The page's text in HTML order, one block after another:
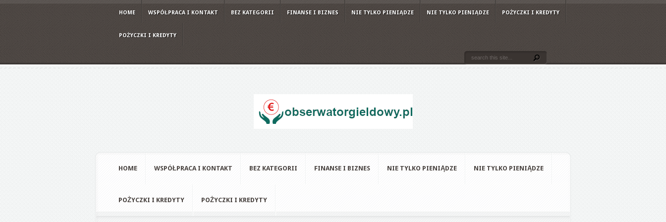
HOME WSPÓŁPRACA I KONTAKT BEZ KATEGORII FINANSE I BIZNES NIE TYLKO PIENIĄDZE NIE TYLKO PIENIĄDZE POŻYCZKI I KREDYTY
POŻYCZKI I KREDYTY
HOME WSPÓŁPRACA I KONTAKT BEZ KATEGORII FINANSE I BIZNES NIE TYLKO PIENIĄDZE NIE TYLKO PIENIĄDZE
POŻYCZKI I KREDYTY POŻYCZKI I KREDYTY